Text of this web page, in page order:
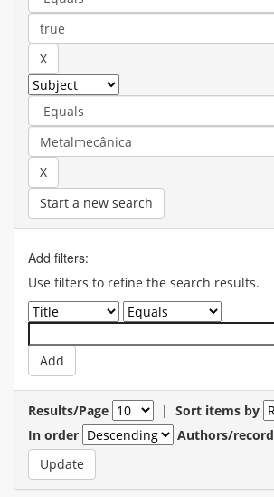
Start a new search
Add filters:
Use filters to refine the search results.
Results/Page | Sort items by
In order
Authors/record